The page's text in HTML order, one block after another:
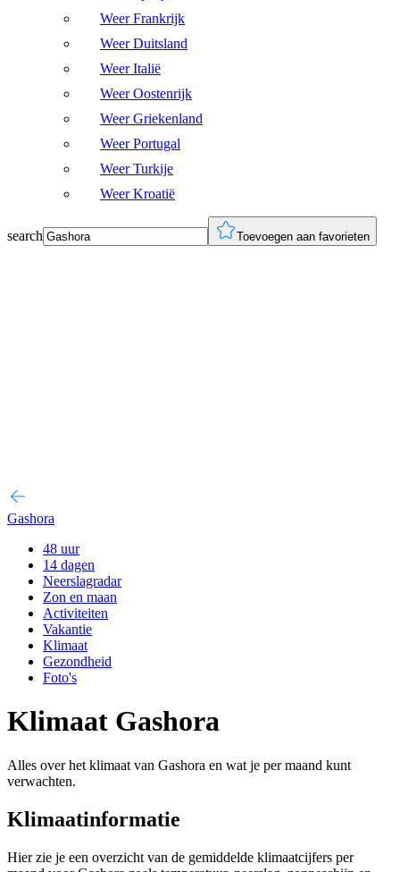
Weer Frankrijk
Weer Duitsland
Weer Italië
Weer Oostenrijk
Weer Griekenland
Weer Portugal
Weer Turkije
Weer Kroatië
search Toevoegen aan favorieten
Gashora
48 uur
14 dagen
Neerslagradar
Zon en maan
Activiteiten
Vakantie
Klimaat
Gezondheid
Foto's
Klimaat Gashora
Alles over het klimaat van Gashora en wat je per maand kunt
verwachten.
Klimaatinformatie
Hier zie je een overzicht van de gemiddelde klimaatcijfers per